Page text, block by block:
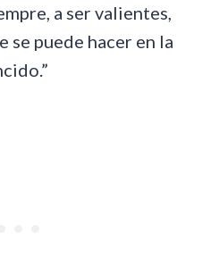
a ser valientes,
se puede hacer en la